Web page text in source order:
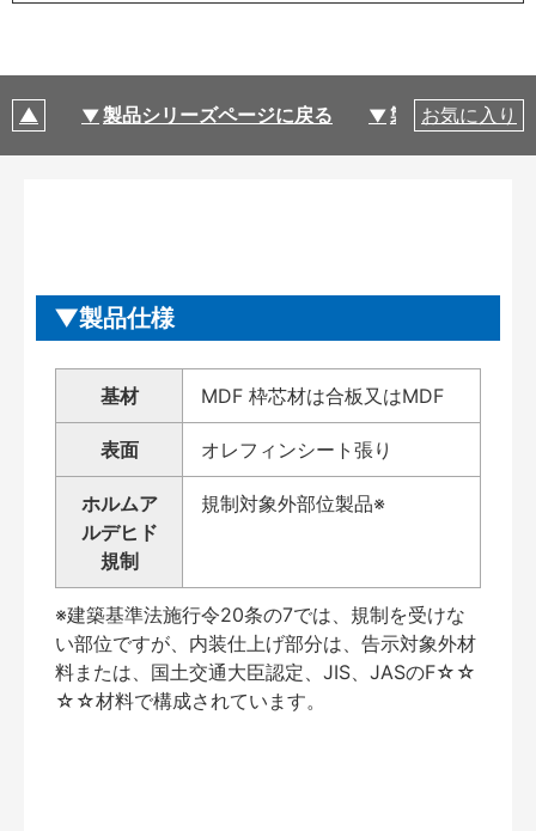
製品シリーズページに戻る 製品仕様
お気に入り
製品仕様
基材 MDF 枠芯材は合板又はMDF
表面 オレフィンシート張り
ホルムア
ルデヒド
規制
規制対象外部位製品※
※建築基準法施行令20条の7では、規制を受けな
い部位ですが、内装仕上げ部分は、告示対象外材
料または、国土交通大臣認定、JIS、JASのF☆☆
☆☆材料で構成されています。